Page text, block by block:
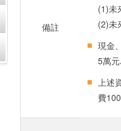
備註
(1)未
(2)未
現金
5萬
上述
費